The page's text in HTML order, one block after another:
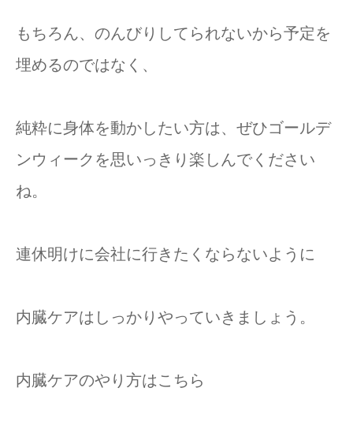
もちろん、のんびりしてられないから予定を
埋めるのではなく、
純粋に身体を動かしたい方は、ぜひゴールデ
ンウィークを思いっきり楽しんでください
ね。
連休明けに会社に行きたくならないように
内臓ケアはしっかりやっていきましょう。
内臓ケアのやり方はこちら